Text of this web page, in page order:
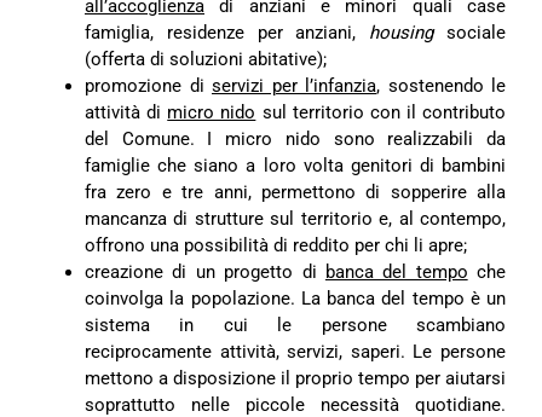
all’accoglienza di anziani e minori quali case
famiglia, residenze per anziani, housingsociale
(offerta di soluzioni abitative);
promozione di servizi per l’infanzia, sostenendo le
attività di micro nido sul territorio con il contributo
del Comune. I micro nido sono realizzabili da
famiglie che siano a loro volta genitori di bambini
fra zero e tre anni, permettono di sopperire alla
mancanza di strutture sul territorio e, al contempo,
offrono una possibilità di reddito per chi li apre;
creazione di un progetto di banca del tempo che
coinvolga la popolazione. La banca del tempo è un
sistema in cui le persone scambiano
reciprocamente attività, servizi, saperi. Le persone
mettono a disposizione il proprio tempo per aiutarsi
soprattutto nelle piccole necessità quotidiane.